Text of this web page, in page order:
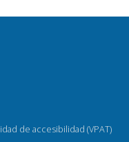
de accesibilidad (VPAT)